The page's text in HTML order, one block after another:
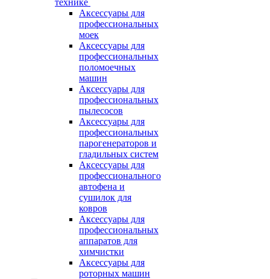
технике
Аксессуары для
профессиональных
моек
Аксессуары для
профессиональных
поломоечных
машин
Аксессуары для
профессиональных
пылесосов
Аксессуары для
профессиональных
парогенераторов и
гладильных систем
Аксессуары для
профессионального
автофена и
сушилок для
ковров
Аксессуары для
профессиональных
аппаратов для
химчистки
Аксессуары для
роторных машин